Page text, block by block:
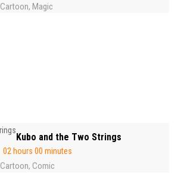
Cartoon, Magic
Kubo and the Two Strings
02 hours 00 minutes
Cartoon, Comic